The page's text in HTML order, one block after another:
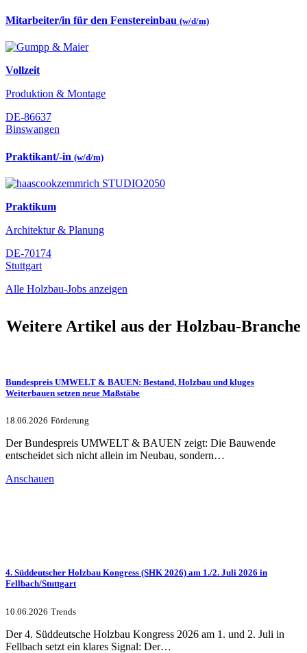
Mitarbeiter/in für den Fenstereinbau (w/d/m)
Vollzeit
Produktion & Montage
DE-86637
Binswangen
Praktikant/-in (w/d/m)
Praktikum
Architektur & Planung
DE-70174
Stuttgart
Alle Holzbau-Jobs anzeigen
Weitere Artikel aus der Holzbau-Branche
Bundespreis UMWELT & BAUEN: Bestand, Holzbau und kluges
Weiterbauen setzen neue Maßstäbe
18.06.2026 Förderung
Der Bundespreis UMWELT & BAUEN zeigt: Die Bauwende
entscheidet sich nicht allein im Neubau, sondern…
Anschauen
4. Süddeutscher Holzbau Kongress (SHK 2026) am 1./2. Juli 2026 in
Fellbach/Stuttgart
10.06.2026 Trends
Der 4. Süddeutsche Holzbau Kongress 2026 am 1. und 2. Juli in
Fellbach setzt ein klares Signal: Der…